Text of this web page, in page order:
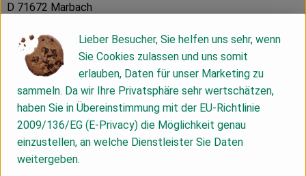
D 71672 Marbach
Die NATURATA AG – „Wir leben Bio 4.0“
Als führender Anbieter von biologischen und bio-
dynamischen Lebensmitteln zeichnet sich die NATURATA AG
durch beste Qualität, Nachhaltigkeit und einzigartigen
Geschmack aus. Die Marke macht dabei den extra Schritt,
um Verbrauchern mehr als Standard Bio zu garantieren. Die
rund 300 Premium-Produkte enthalten daher ausschließlich
natürliche, biologische Zutaten und werden besonders
Lieber Besucher, Sie helfen uns sehr, wenn
Sie Cookies zulassen und uns somit
erlauben, Daten für unser Marketing zu
sammeln. Da wir Ihre Privatsphäre sehr wertschätzen,
haben Sie in Übereinstimmung mit der EU-Richtlinie
2009/136/EG (E-Privacy) die Möglichkeit genau
einzustellen, an welche Dienstleister Sie Daten
weitergeben.